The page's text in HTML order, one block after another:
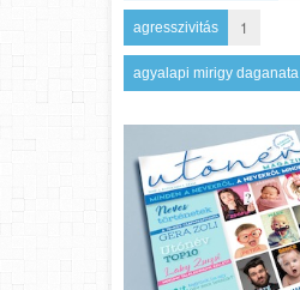
agresszivitás 1
agyalapi mirigy daganata